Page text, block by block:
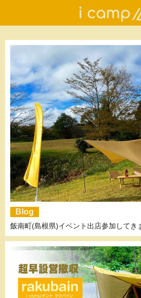
Blog
飯南町(島根県)イベント出店参加してき